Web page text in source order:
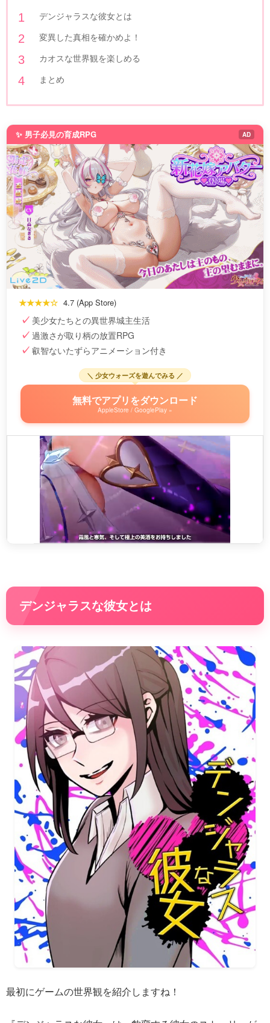
デンジャラスな彼女とは
変異した真相を確かめよ！
カオスな世界観を楽しめる
まとめ
✨ 男子必見の育成RPG AD
★★★★☆ 4.7 (App Store)
美少女たちとの異世界城主生活
過激さが取り柄の放置RPG
叡智ないたずらアニメーション付き
＼ 少女ウォーズを遊んでみる ／
無料でアプリをダウンロード
AppleStore / GooglePlay »
デンジャラスな彼女とは
最初にゲームの世界観を紹介しますね！